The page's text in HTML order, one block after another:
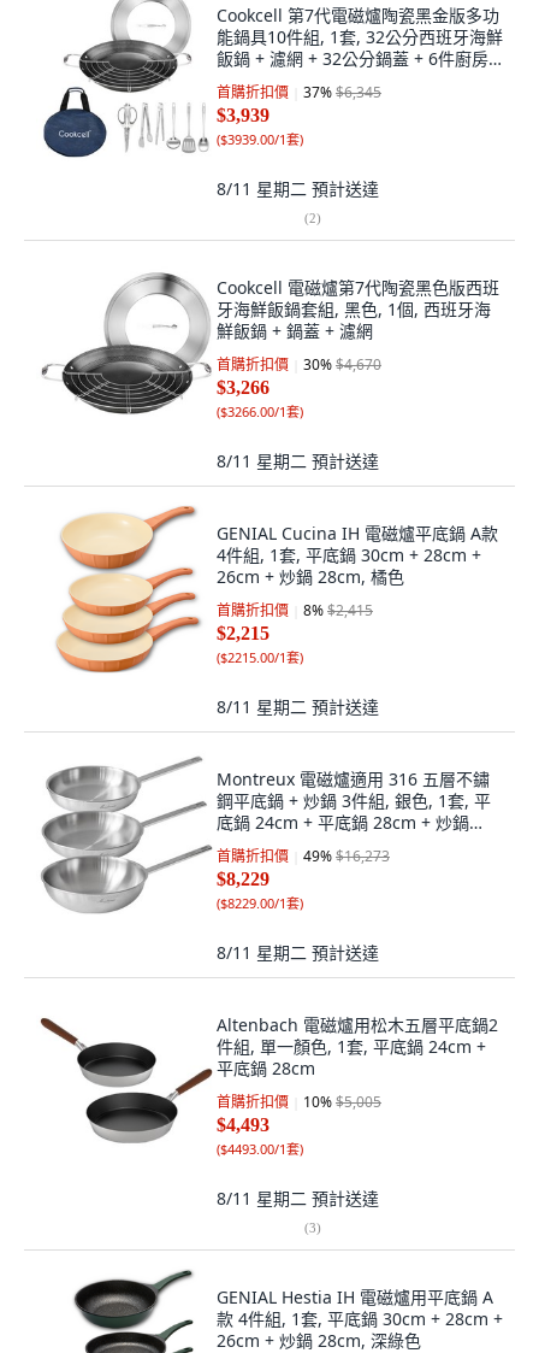
Cookcell 第7代電磁爐陶瓷黑金版多功
能鍋具10件組, 1套, 32公分西班牙海鮮
飯鍋 + 濾網 + 32公分鍋蓋 + 6件廚房
工具 + 收納袋, 混合色
首購折扣價 37%$6,345
$3,939
($3939.00/1套)
8/11 星期二 預計送達
(2)
Cookcell 電磁爐第7代陶瓷黑色版西班
牙海鮮飯鍋套組, 黑色, 1個, 西班牙海
鮮飯鍋 + 鍋蓋 + 濾網
首購折扣價 30%$4,670
$3,266
($3266.00/1套)
8/11 星期二 預計送達
GENIAL Cucina IH 電磁爐平底鍋 A款
4件組, 1套, 平底鍋 30cm + 28cm +
26cm + 炒鍋 28cm, 橘色
首購折扣價 8%$2,415
$2,215
($2215.00/1套)
8/11 星期二 預計送達
Montreux 電磁爐適用 316 五層不鏽
鋼平底鍋 + 炒鍋 3件組, 銀色, 1套, 平
底鍋 24cm + 平底鍋 28cm + 炒鍋
28cm
首購折扣價 49%$16,273
$8,229
($8229.00/1套)
8/11 星期二 預計送達
Altenbach 電磁爐用松木五層平底鍋2
件組, 單一顏色, 1套, 平底鍋 24cm +
平底鍋 28cm
首購折扣價 10%$5,005
$4,493
($4493.00/1套)
8/11 星期二 預計送達
(3)
GENIAL Hestia IH 電磁爐用平底鍋 A
款 4件組, 1套, 平底鍋 30cm + 28cm +
26cm + 炒鍋 28cm, 深綠色